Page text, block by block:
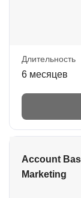
Длительность
6 месяцев
Account
Marketing